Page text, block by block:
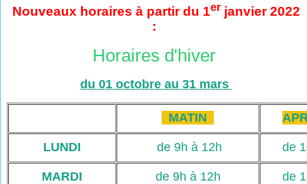
Nouveaux horaires à partir du 1erjanvier 2022
:
Horaires d'hiver
du 01 octobre au 31 mars
MATIN
LUNDI de 9h à 12h de
MARDI de 9h à 12h de